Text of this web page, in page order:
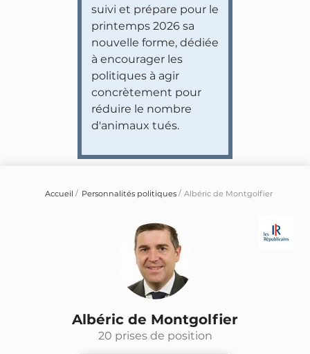
suivi et prépare pour le
printemps 2026 sa
nouvelle forme, dédiée
à encourager les
politiques à agir
concrètement pour
réduire le nombre
d'animaux tués.
Accueil Personnalités politiques Albéric de Montgolfier
Albéric de Montgolfier
20 prises de position